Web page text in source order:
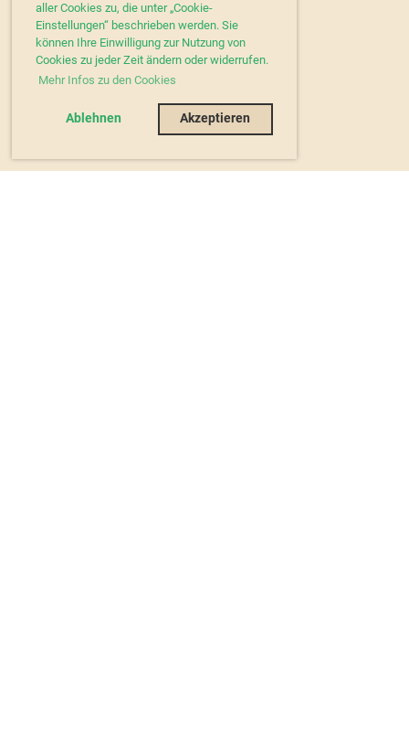
aller Cookies zu, die unter „Cookie-
Einstellungen“ beschrieben werden. Sie
können Ihre Einwilligung zur Nutzung von
Cookies zu jeder Zeit ändern oder widerrufen.
Mehr Infos zu den Cookies
Ablehnen Akzeptieren